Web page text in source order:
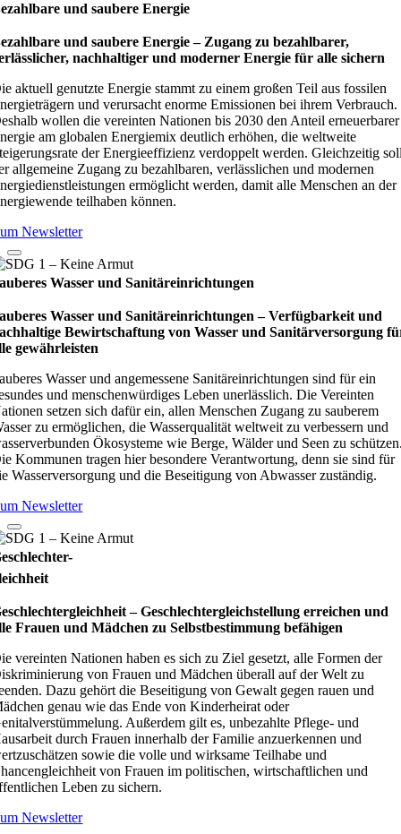
und saubere Energie
und saubere Energie – Zugang zu bezahlbarer,
nachhaltiger und moderner Energie für alle sichern
aktuell genutzte Energie stammt zu einem großen Teil aus fossilen
und verursacht enorme Emissionen bei ihrem Verbrauch.
wollen die vereinten Nationen bis 2030 den Anteil erneuerbarer
am globalen Energiemix deutlich erhöhen, die weltweite
der Energieeffizienz verdoppelt werden. Gleichzeitig
allgemeine Zugang zu bezahlbaren, verlässlichen und modernen
ermöglicht werden, damit alle Menschen an der
teilhaben können.
Newsletter
Wasser und Sanitäreinrichtungen
Wasser und Sanitäreinrichtungen – Verfügbarkeit und
Bewirtschaftung von Wasser und Sanitärversorgung
gewährleisten
Wasser und angemessene Sanitäreinrichtungen sind für ein
und menschenwürdiges Leben unerlässlich. Die Vereinten
setzen sich dafür ein, allen Menschen Zugang zu sauberem
zu ermöglichen, die Wasserqualität weltweit zu verbessern und
Ökosysteme wie Berge, Wälder und Seen zu
Kommunen tragen hier besondere Verantwortung, denn sie sind für
Wasserversorgung und die Beseitigung von Abwasser zuständig.
Newsletter
– Geschlechtergleichstellung erreichen und
Frauen und Mädchen zu Selbstbestimmung befähigen
vereinten Nationen haben es sich zu Ziel gesetzt, alle Formen der
von Frauen und Mädchen überall auf der Welt zu
Dazu gehört die Beseitigung von Gewalt gegen rauen und
genau wie das Ende von Kinderheirat oder
Außerdem gilt es, unbezahlte Pflege- und
durch Frauen innerhalb der Familie anzuerkennen und
sowie die volle und wirksame Teilhabe und
von Frauen im politischen, wirtschaftlichen und
Leben zu sichern.
Newsletter